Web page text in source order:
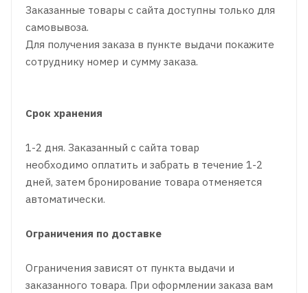
Заказанные товары с сайта доступны только для
самовывоза.
Для получения заказа в пункте выдачи покажите
сотруднику номер и сумму заказа.
Срок хранения
1-2 дня. Заказанный с сайта товар
необходимо оплатить и забрать в течение 1-2
дней, затем бронирование товара отменяется
автоматически.
Ограничения по доставке
Ограничения зависят от пункта выдачи и
заказанного товара. При оформлении заказа вам